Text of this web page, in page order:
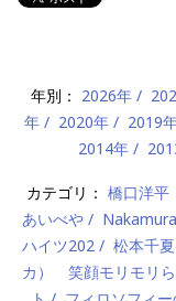
年別： 2026年
年
2020年 2019
2014年
カテゴリ： 橋口洋平
あいべや
ハイツ202
松本千
カ） 笑顔モリモリ